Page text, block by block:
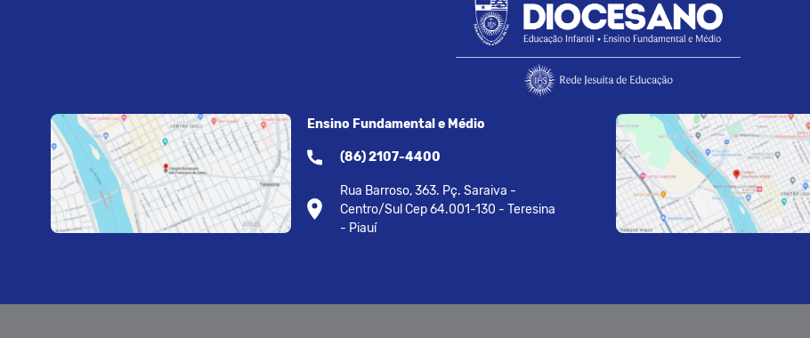
Ensino Fundamental e Médio
(86) 2107-4400
Rua Barroso, 363. Pç. Saraiva -
Centro/Sul Cep 64.001-130 - Teresina
- Piauí